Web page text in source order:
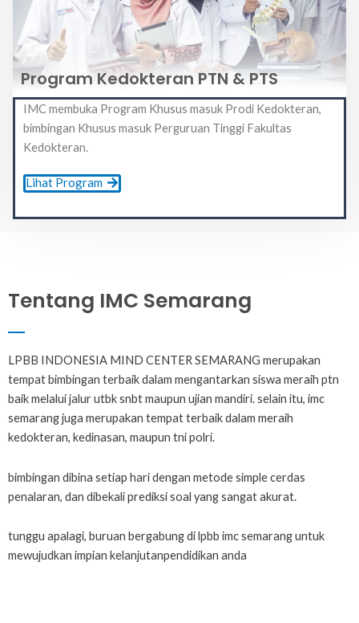
Program Kedokteran PTN & PTS
IMC membuka Program Khusus masuk Prodi Kedokteran,
bimbingan Khusus masuk Perguruan Tinggi Fakultas
Kedokteran.
Lihat Program
Tentang IMC Semarang
LPBB INDONESIA MIND CENTER SEMARANG merupakan
tempat bimbingan terbaik dalam mengantarkan siswa meraih ptn
baik melalui jalur utbk snbt maupun ujian mandiri. selain itu, imc
semarang juga merupakan tempat terbaik dalam meraih
kedokteran, kedinasan, maupun tni polri.
bimbingan dibina setiap hari dengan metode simple cerdas
penalaran, dan dibekali prediksi soal yang sangat akurat.
tunggu apalagi, buruan bergabung di lpbb imc semarang untuk
mewujudkan impian kelanjutanpendidikan anda